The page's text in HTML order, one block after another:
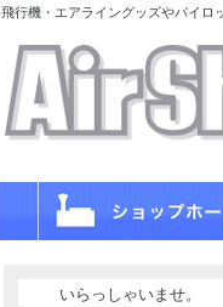
飛行機・エアライングッズやパイロ
いらっしゃいませ。